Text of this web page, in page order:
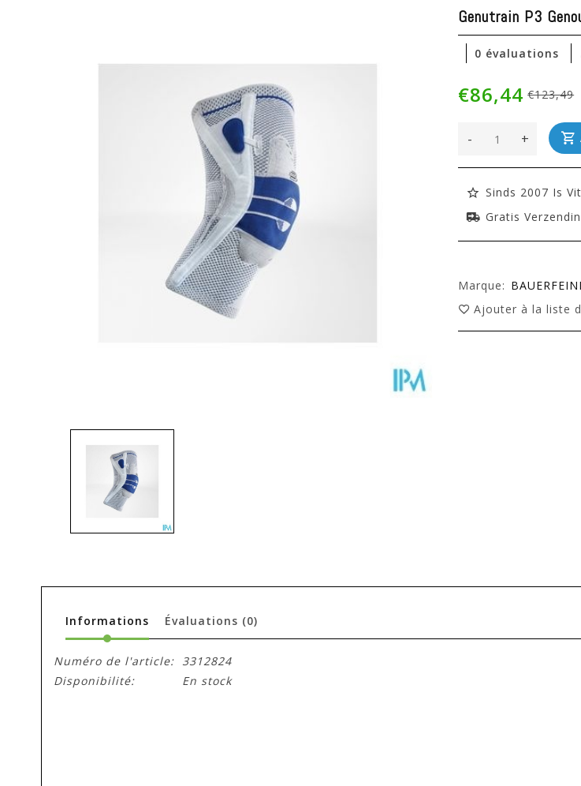
Genutrain P3
0 évaluations
€123,49
€86,44
+
-
Sinds 2007 Is
Gratis
Marque:
Ajouter à la liste
Informations Évaluations (0)
Numéro de l'article: 3312824
Disponibilité:
En stock